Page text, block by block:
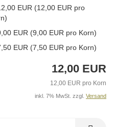
EUR (12,00 EUR pro
EUR (9,00 EUR pro Korn)
EUR (7,50 EUR pro Korn)
12,00 EUR
12,00 EUR pro Korn
inkl. 7% MwSt. zzgl. Versand